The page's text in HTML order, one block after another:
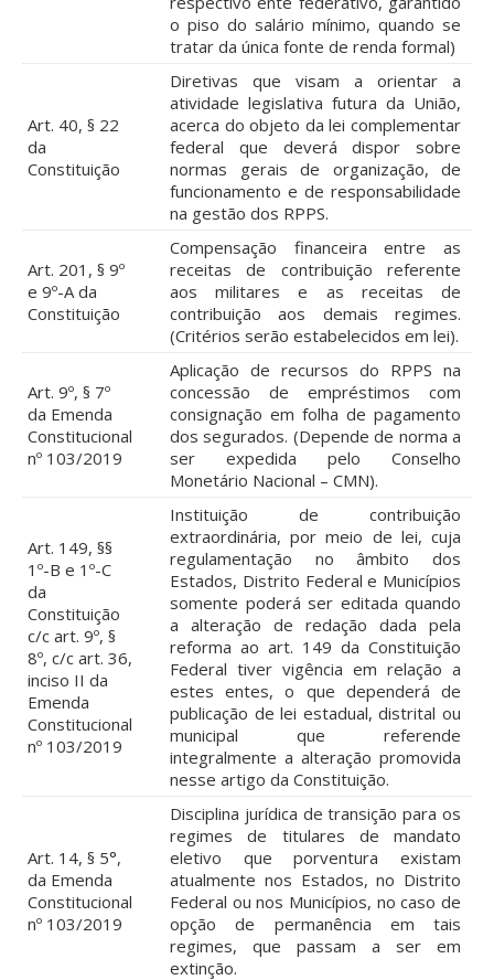
o piso do salário mínimo, quando se
tratar da única fonte de renda formal)
Art. 40, § 22
da
Constituição
Diretivas que visam a orientar a
atividade legislativa futura da União,
acerca do objeto da lei complementar
federal que deverá dispor sobre
normas gerais de organização, de
funcionamento e de responsabilidade
na gestão dos RPPS.
Art. 201, § 9º
e 9º-A da
Constituição
Compensação financeira entre as
receitas de contribuição referente
aos militares e as receitas de
contribuição aos demais regimes.
(Critérios serão estabelecidos em lei).
Art. 9º, § 7º
da Emenda
Constitucional
nº 103/2019
Aplicação de recursos do RPPS na
concessão de empréstimos com
consignação em folha de pagamento
dos segurados. (Depende de norma a
ser expedida pelo Conselho
Monetário Nacional – CMN).
Art. 149, §§
1º-B e 1º-C
da
Constituição
c/c art. 9º, §
8º, c/c art. 36,
inciso II da
Emenda
Constitucional
nº 103/2019
Instituição de contribuição
extraordinária, por meio de lei, cuja
regulamentação no âmbito dos
Estados, Distrito Federal e Municípios
somente poderá ser editada quando
a alteração de redação dada pela
reforma ao art. 149 da Constituição
Federal tiver vigência em relação a
estes entes, o que dependerá de
publicação de lei estadual, distrital ou
municipal que referende
integralmente a alteração promovida
nesse artigo da Constituição.
Art. 14, § 5°,
da Emenda
Constitucional
nº 103/2019
Disciplina jurídica de transição para os
regimes de titulares de mandato
eletivo que porventura existam
atualmente nos Estados, no Distrito
Federal ou nos Municípios, no caso de
opção de permanência em tais
regimes, que passam a ser em
extinção.